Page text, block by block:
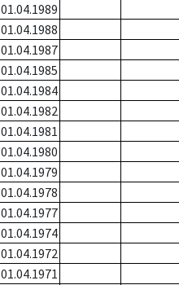
01.04.1989
01.04.1988
01.04.1987
01.04.1985
01.04.1984
01.04.1982
01.04.1981
01.04.1980
01.04.1979
01.04.1978
01.04.1977
01.04.1974
01.04.1972
01.04.1971